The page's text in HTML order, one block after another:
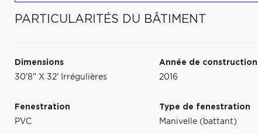
PARTICULARITÉS DU BÂTIMENT
Dimensions
30'8" X 32' Irrégulières
Année de construction
2016
Fenestration
PVC
Type de fenestration
Manivelle (battant)